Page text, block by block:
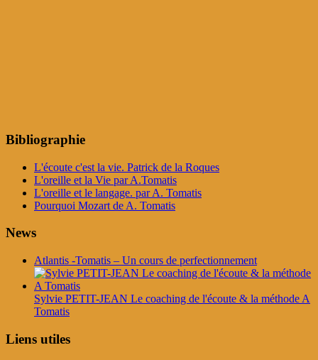
Bibliographie
L'écoute c'est la vie. Patrick de la Roques
L'oreille et la Vie par A.Tomatis
L'oreille et le langage. par A. Tomatis
Pourquoi Mozart de A. Tomatis
News
Atlantis -Tomatis – Un cours de perfectionnement
Sylvie PETIT-JEAN Le coaching de l'écoute & la méthode A
Tomatis
Liens utiles